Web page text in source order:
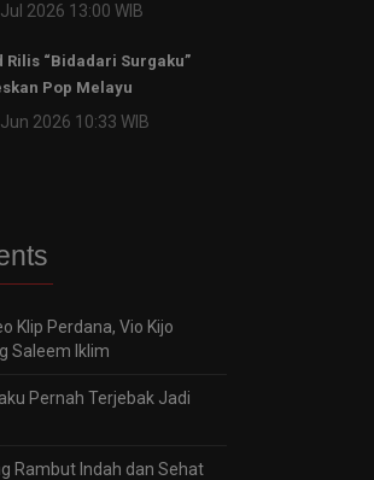
2026 13:00 WIB
Rilis “Bidadari Surgaku”
Pop Melayu
2026 10:33 WIB
Klip Perdana, Vio Kijo
Saleem Iklim
Pernah Terjebak Jadi
Rambut Indah dan Sehat